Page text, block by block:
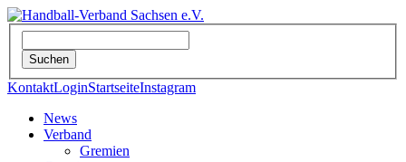
KontaktLoginStartseiteInstagram
News
Verband
Gremien